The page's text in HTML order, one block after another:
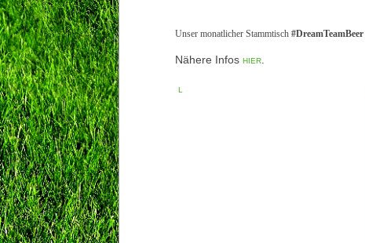
Unser monatlicher Stammtisch #DreamTeamBeer
Nähere Infos hier
l